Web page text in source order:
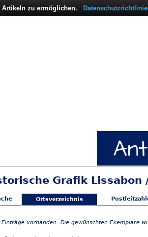
Grafik Lissabon
Ortsverzeichnis
Einträge vorhanden. Die gewünschten Exemplare
Artikeln zu ermöglichen. Datenschutzrichtlinie